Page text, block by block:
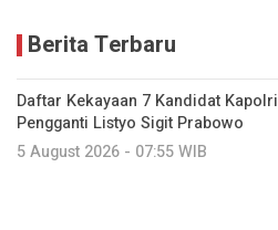
Berita Terbaru
Daftar Kekayaan 7 Kandidat Kapolri
Pengganti Listyo Sigit Prabowo
5 August 2026 - 07:55 WIB